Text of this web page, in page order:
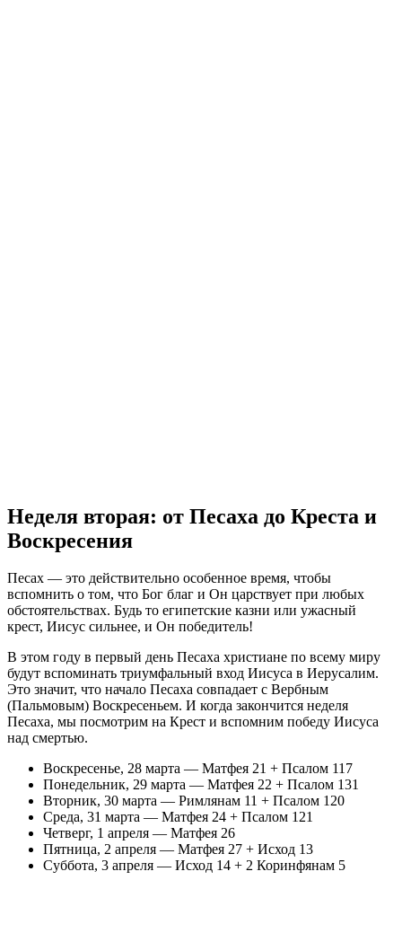
Неделя вторая: от Песаха до Креста и
Воскресения
Песах — это действительно особенное время, чтобы
вспомнить о том, что Бог благ и Он царствует при любых
обстоятельствах. Будь то египетские казни или ужасный
крест, Иисус сильнее, и Он победитель!
В этом году в первый день Песаха христиане по всему миру
будут вспоминать триумфальный вход Иисуса в Иерусалим.
Это значит, что начало Песаха совпадает с Вербным
(Пальмовым) Воскресеньем. И когда закончится неделя
Песаха, мы посмотрим на Крест и вспомним победу Иисуса
над смертью.
Воскресенье, 28 марта — Матфея 21 + Псалом 117
Понедельник, 29 марта — Матфея 22 + Псалом 131
Вторник, 30 марта — Римлянам 11 + Псалом 120
Среда, 31 марта — Матфея 24 + Псалом 121
Четверг, 1 апреля — Матфея 26
Пятница, 2 апреля — Матфея 27 + Исход 13
Суббота, 3 апреля — Исход 14 + 2 Коринфянам 5